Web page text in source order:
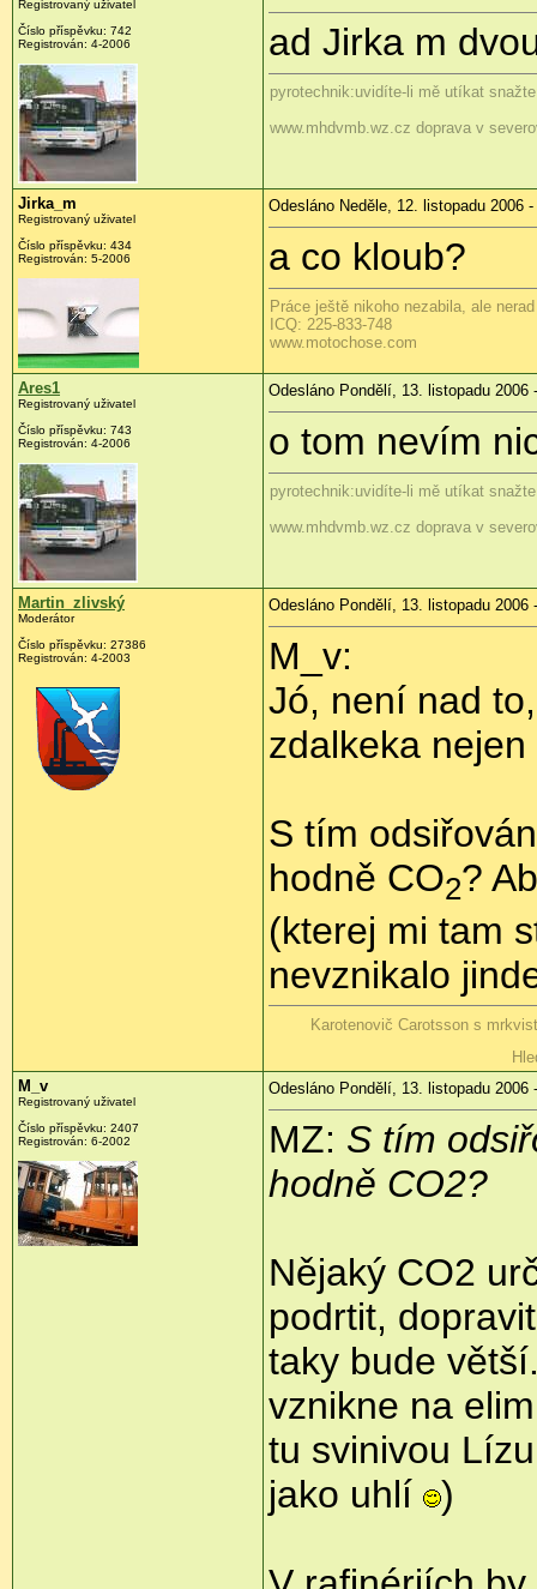
Registrovaný uživatel
Číslo příspěvku: 742
Registrován: 4-2006
ad Jirka m
pyrotechnik:uvidíte-li mě utíkat
www.mhdvmb.wz.cz doprava v
Jirka_m
Registrovaný uživatel
Číslo příspěvku: 434
Registrován: 5-2006
Odesláno Neděle, 12. listopadu 2006 -
a co kloub?
Práce ještě nikoho nezabila, ale
ICQ: 225-833-748
www.motochose.com
Ares1
Registrovaný uživatel
Číslo příspěvku: 743
Registrován: 4-2006
Odesláno Pondělí, 13. listopadu 2006
o tom nevím
pyrotechnik:uvidíte-li mě utíkat
www.mhdvmb.wz.cz doprava v
Martin_zlivský
Moderátor
Číslo příspěvku: 27386
Registrován: 4-2003
Odesláno Pondělí, 13. listopadu 2006
M_v:
Jó, není nad
zdalkeka
S tím
hodně CO2?
(kterej mi tam
nevznikalo
Karotenovič Carotsson s
M_v
Registrovaný uživatel
Číslo příspěvku: 2407
Registrován: 6-2002
Odesláno Pondělí, 13. listopadu 2006
MZ: S tím
hodně CO2?
Nějaký CO2
podrtit,
taky bude
vznikne na
tu svinivou
jako uhlí
)